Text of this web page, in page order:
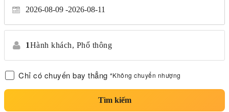
2026-08-09 2026-08-11
1Hành khách, Phổ thông
Chỉ có chuyến bay thẳng *Không chuyển nhượng
Tìm kiếm